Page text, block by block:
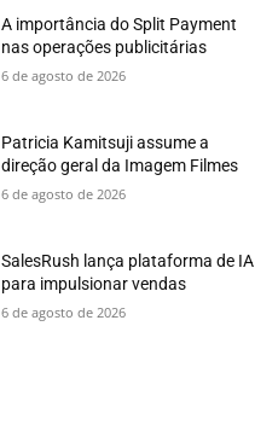
A importância do Split Payment
nas operações publicitárias
6 de agosto de 2026
Patricia Kamitsuji assume a
direção geral da Imagem Filmes
6 de agosto de 2026
SalesRush lança plataforma de IA
para impulsionar vendas
6 de agosto de 2026